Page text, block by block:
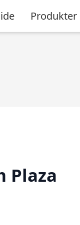
Produkter
Plaza